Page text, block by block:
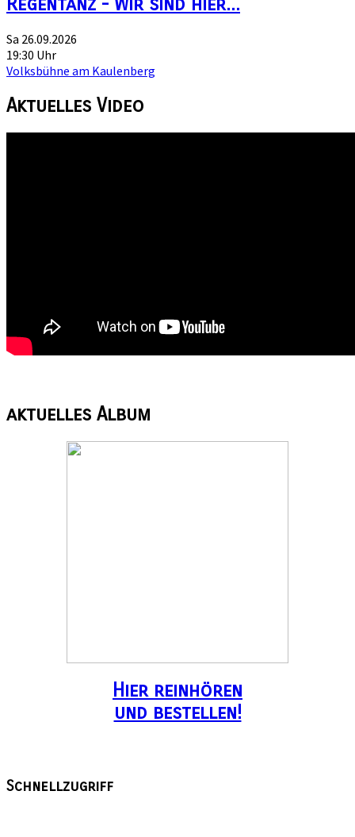
Sa 26.09.2026
19:30 Uhr
Volksbühne am Kaulenberg
Aktuelles Video
aktuelles Album
Hier reinhören
und bestellen!
Schnellzugriff